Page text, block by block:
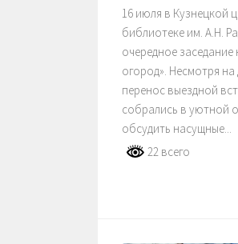
16 июля в Кузнецкой
библиотеке им. А.Н.
очередное
огород». Несмотря
перенос выездной
собрались в уютной
обсудить насущные...
22 всего